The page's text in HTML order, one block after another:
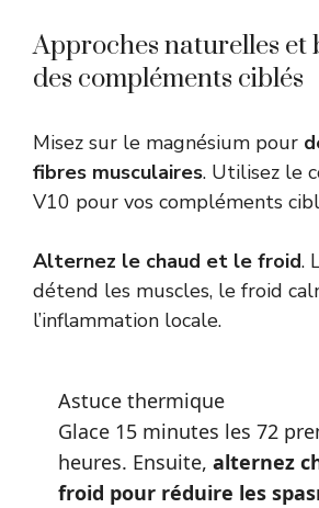
Approches naturelles et
des compléments ciblés
Misez sur le magnésium pour
fibres musculaires. Utilisez le
V10 pour vos compléments
Alternez le chaud et le froid.
détend les muscles, le froid
l’inflammation locale.
Astuce thermique
Glace 15 minutes les 72
heures. Ensuite, alternez
froid pour réduire les